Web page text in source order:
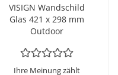
VI­SIGN Wand­schild
Glas 421 x 298 mm
Out­door
Ihre Meinung zählt